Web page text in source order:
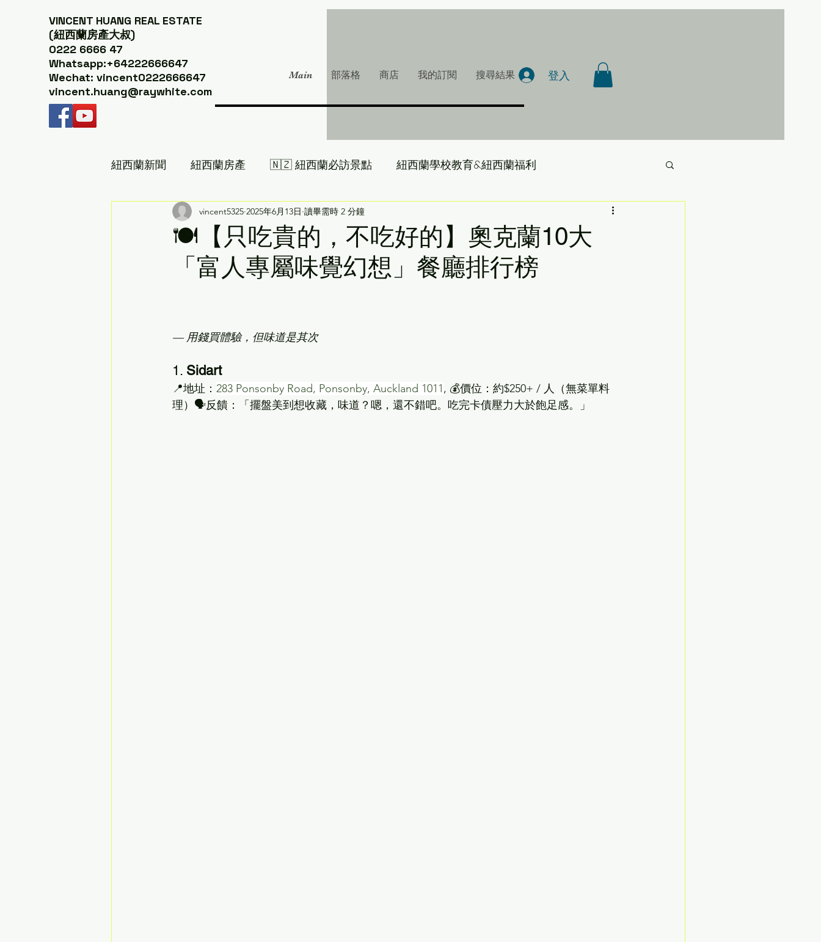
VINCENT HUANG REAL ESTATE
(紐西蘭房產大叔)
0222 6666 47
Whatsapp:+64222666647
Wechat: vincent0222666647
vincent.huang@raywhite.com
Main 部落格 商店 我的訂閱 搜尋結果 登入
紐西蘭新聞 紐西蘭房產 🇳🇿 紐西蘭必訪景點 紐西蘭學校教育&紐西蘭福利
紐西蘭美食推薦｜紐西蘭房產大叔帶你吃遍 NZ
🍽️【只吃貴的，不吃好的】奧克蘭10大
「富人專屬味覺幻想」餐廳排行榜
vincent5325 2025年6月13日 讀畢需時 2 分鐘
— 用錢買體驗，但味道是其次
1. Sidart
📍地址： 283 Ponsonby Road, Ponsonby, Auckland 1011, 💰價位：約$250+ / 人（無菜單料
理）🗣️反饋：「擺盤美到想收藏，味道？嗯，還不錯吧。吃完卡債壓力大於飽足感。」